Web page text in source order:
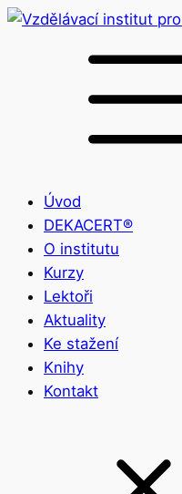
Úvod
DEKACERT®
O institutu
Kurzy
Lektoři
Aktuality
Ke stažení
Knihy
Kontakt